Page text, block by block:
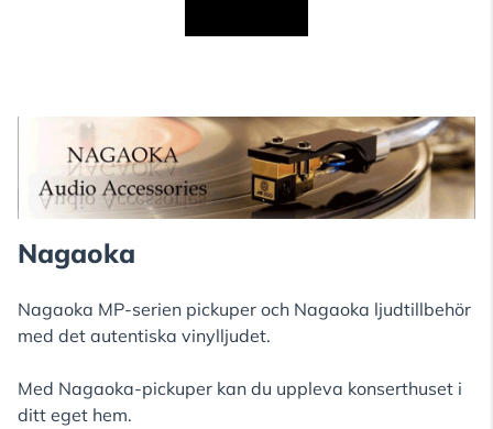
Nagaoka
Nagaoka MP-serien pickuper och Nagaoka ljudtillbehör
med det autentiska vinylljudet.
Med Nagaoka-pickuper kan du uppleva konserthuset i
ditt eget hem.